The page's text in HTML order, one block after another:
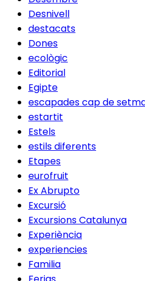
Desnivell
destacats
Dones
ecològic
Editorial
Egipte
escapades cap de
estartit
Estels
estils diferents
Etapes
eurofruit
Ex Abrupto
Excursió
Excursions Catalunya
Experiència
experiencies
Familia